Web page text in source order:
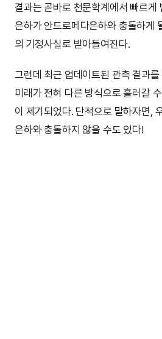
결과는 곧바로 천문학계에서 빠르게
은하가 안드로메다은하와 충돌하게
의 기정사실로 받아들여진다.
그런데 최근 업데이트된 관측 결과
미래가 전혀 다른 방식으로 흘러갈
이 제기되었다. 단적으로 말하자면,
은하와 충돌하지 않을 수도 있다!